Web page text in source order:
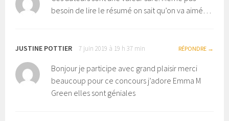
besoin de lire le résumé on sait qu’on va aimé…
JUSTINE POTTIER 7 juin 2019 à 19 h 37 min RÉPONDRE
Bonjour je participe avec grand plaisir merci
beaucoup pour ce concours j’adore Emma M
Green elles sont géniales